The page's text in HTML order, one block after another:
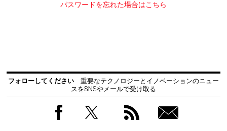
パスワードを忘れた場合はこちら
フォローしてください
重要なテクノロジーとイノベーションのニュー
スをSNSやメールで受け取る